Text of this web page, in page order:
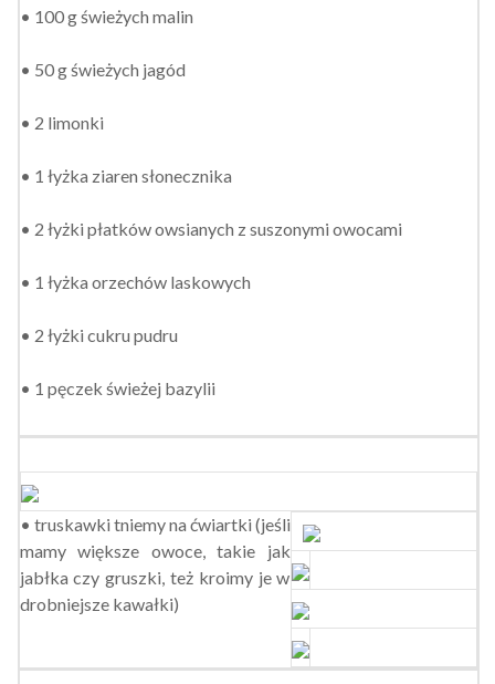
• 100 g świeżych malin
• 50 g świeżych jagód
• 2 limonki
• 1 łyżka ziaren słonecznika
• 2 łyżki płatków owsianych z suszonymi owocami
• 1 łyżka orzechów laskowych
• 2 łyżki cukru pudru
• 1 pęczek świeżej bazylii
• truskawki tniemy na ćwiartki (jeśli
mamy większe owoce, takie jak
jabłka czy gruszki, też kroimy je w
drobniejsze kawałki)